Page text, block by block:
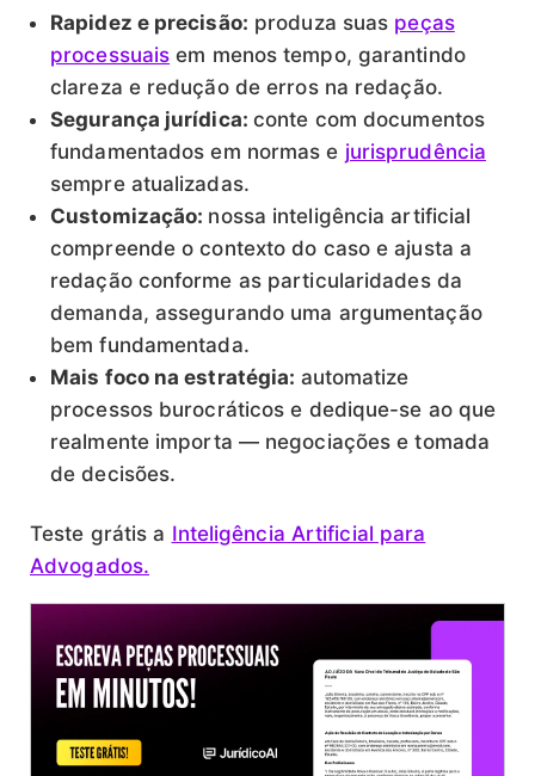
Rapidez e precisão: produza suas peças
processuais em menos tempo, garantindo
clareza e redução de erros na redação.
Segurança jurídica: conte com documentos
fundamentados em normas e jurisprudência
sempre atualizadas.
Customização: nossa inteligência artificial
compreende o contexto do caso e ajusta a
redação conforme as particularidades da
demanda, assegurando uma argumentação
bem fundamentada.
Mais foco na estratégia: automatize
processos burocráticos e dedique-se ao que
realmente importa — negociações e tomada
de decisões.
Teste grátis a Inteligência Artificial para
Advogados.